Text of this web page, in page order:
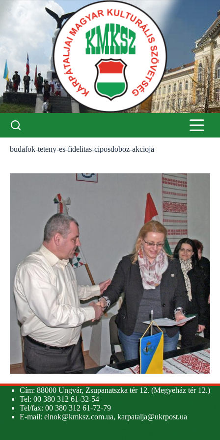
budafok-teteny-es-fidelitas-ciposdoboz-akcioja
Cím: 88000 Ungvár, Zsupanatszka tér 12. (Megyeház tér 12.)
Tel: 00 380 312 61-32-54
Tel/fax: 00 380 312 61-72-79
E-mail: elnok@kmksz.com.ua, karpatalja@ukrpost.ua